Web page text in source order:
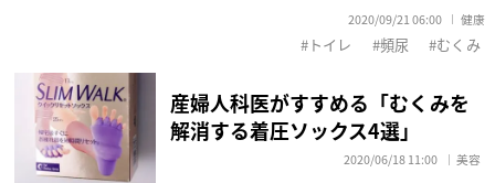
2020/09/21 06:00 健康
トイレ 頻尿 むくみ
産婦人科医がすすめる「むくみを
解消する着圧ソックス4選」
2020/06/18 11:00 美容